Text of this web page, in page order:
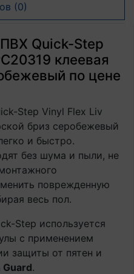
(0)
Quick-Step
клеевая
по цене
Step Vinyl Flex Liv
бриз серобежевый
и быстро.
без шума и пыли, не
поврежденную
весь пол.
Step используется
с применением
защиты от пятен и
Guard.